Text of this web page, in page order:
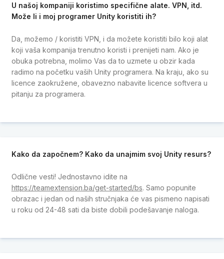
U našoj kompaniji koristimo specifične alate. VPN, itd.
Može li i moj programer Unity koristiti ih?
Da, možemo / koristiti VPN, i da možete koristiti bilo koji alat
koji vaša kompanija trenutno koristi i prenijeti nam. Ako je
obuka potrebna, molimo Vas da to uzmete u obzir kada
radimo na početku vaših Unity programera. Na kraju, ako su
licence zaokružene, obavezno nabavite licence softvera u
pitanju za programera.
Kako da započnem? Kako da unajmim svoj Unity resurs?
Odlične vesti! Jednostavno idite na
https://teamextension.ba/get-started/bs. Samo popunite
obrazac i jedan od naših stručnjaka će vas pismeno napisati
u roku od 24-48 sati da biste dobili podešavanje naloga.